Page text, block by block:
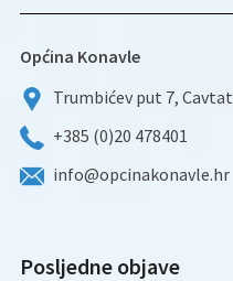
Općina Konavle
Trumbićev put 7, Cavtat
+385 (0)20 478401
info@opcinakonavle.hr
Posljedne objave